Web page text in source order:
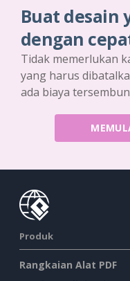
Buat desain
dengan
Tidak memerlukan
yang harus
ada biaya
Produk
Rangkaian Alat PDF